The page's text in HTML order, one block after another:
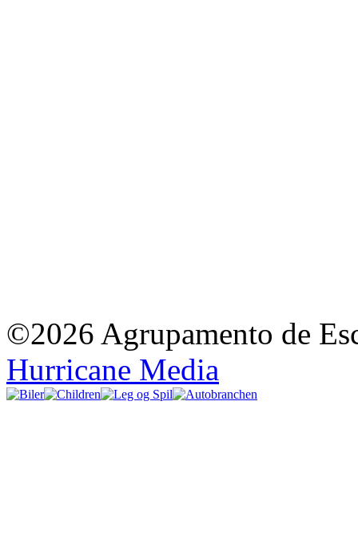
©2026 Agrupamento de
Hurricane Media